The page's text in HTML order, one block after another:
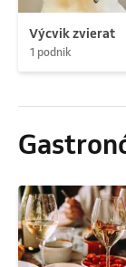
Výcvik zvierat
1 podnik